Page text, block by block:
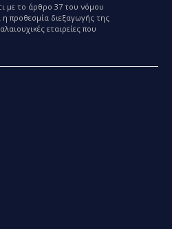
με το άρθρο 37 του νόμου
η προθεσμία διεξαγωγής της
εταιρείες που